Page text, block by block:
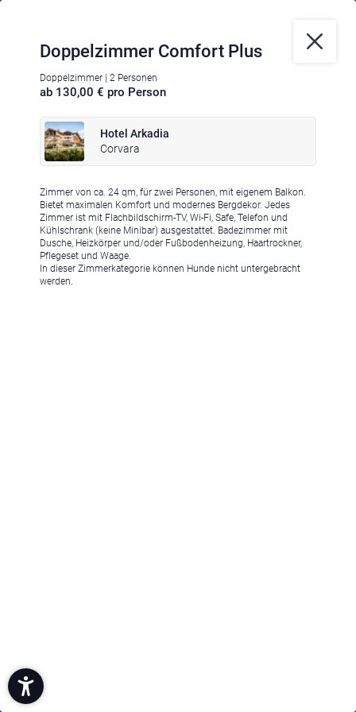
Doppelzimmer Comfort Plus
Doppelzimmer | 2 Personen
ab 130,00 € pro Person
Hotel Arkadia
Corvara
Zimmer von ca. 24 qm, für zwei Personen, mit eigenem Balkon.
Bietet maximalen Komfort und modernes Bergdekor. Jedes
Zimmer ist mit Flachbildschirm-TV, Wi-Fi, Safe, Telefon und
Kühlschrank (keine Minibar) ausgestattet. Badezimmer mit
Dusche, Heizkörper und/oder Fußbodenheizung, Haartrockner,
Pflegeset und Waage.
In dieser Zimmerkategorie können Hunde nicht untergebracht
werden.